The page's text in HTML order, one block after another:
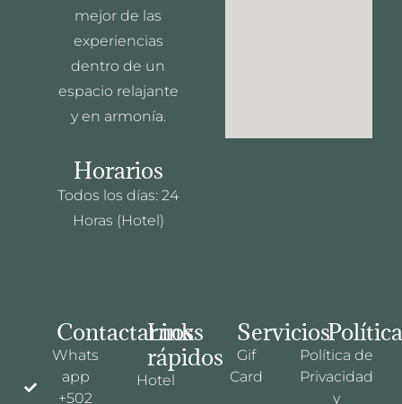
mejor de las
experiencias
dentro de un
espacio relajante
y en armonía.
Horarios
Todos los días: 24
Horas (Hotel)
Contactarnos
Whats
app
+502
Links
rápidos
Hotel
Servicios
Gif
Card
Política de
Privacidad
y